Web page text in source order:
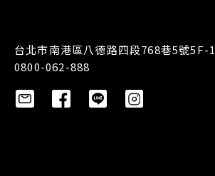
台北市南港區八德路四段768巷5號5F-1
0800-062-888